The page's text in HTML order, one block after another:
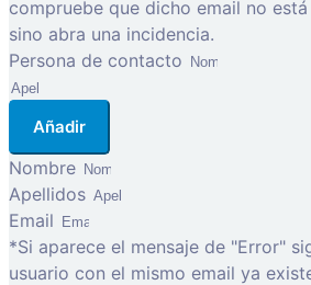
compruebe que dicho email no
sino abra una incidencia.
Persona de contacto
Añadir
Nombre
Apellidos
Email
*Si aparece el mensaje de "Error"
usuario con el mismo email ya